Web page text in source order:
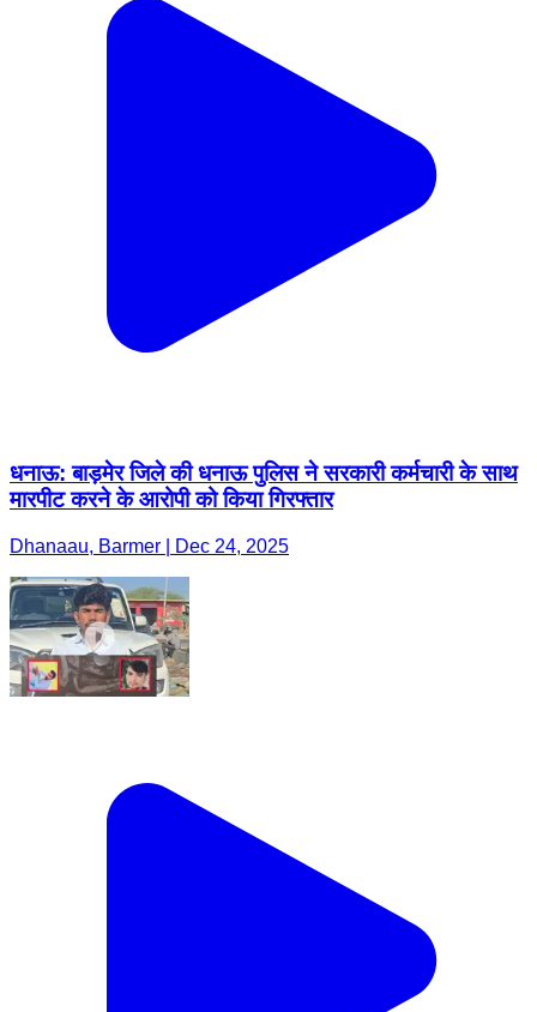
धनाऊ: बाड़मेर जिले की धनाऊ पुलिस ने सरकारी कर्मचारी के साथ
मारपीट करने के आरोपी को किया गिरफ्तार
Dhanaau, Barmer | Dec 24, 2025